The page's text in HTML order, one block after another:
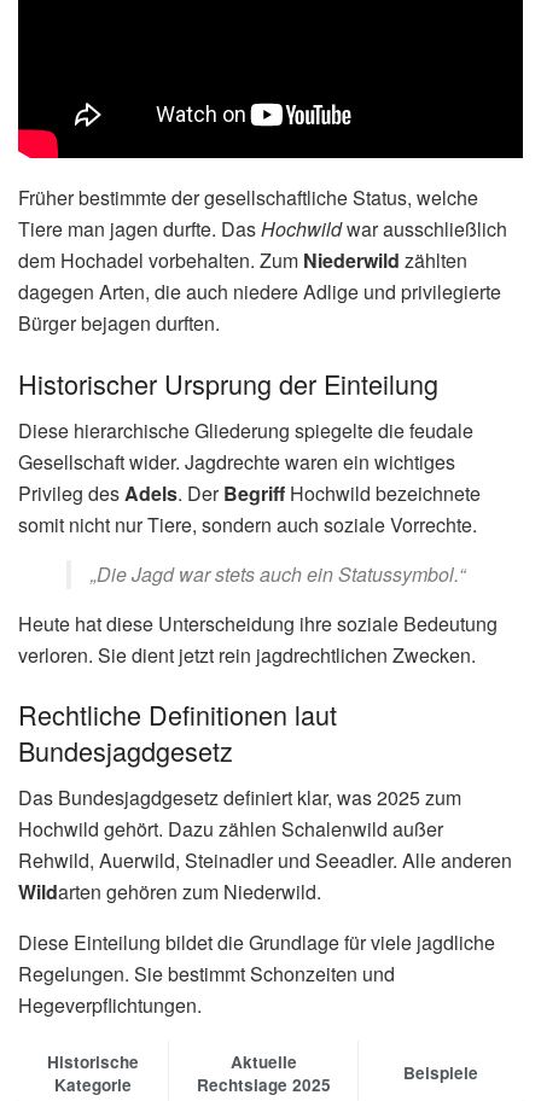
Früher bestimmte der gesellschaftliche Status, welche
Tiere man jagen durfte. DasHochwildwar ausschließlich
dem Hochadel vorbehalten. Zum Niederwild zählten
dagegen Arten, die auch niedere Adlige und privilegierte
Bürger bejagen durften.
Historischer Ursprung der Einteilung
Diese hierarchische Gliederung spiegelte die feudale
Gesellschaft wider. Jagdrechte waren ein wichtiges
Privileg desAdels. DerBegriff Hochwild bezeichnete
somit nicht nur Tiere, sondern auch soziale Vorrechte.
„Die Jagd war stets auch ein Statussymbol.“
Heute hat diese Unterscheidung ihre soziale Bedeutung
verloren. Sie dient jetzt rein jagdrechtlichen Zwecken.
Rechtliche Definitionen laut
Bundesjagdgesetz
Das Bundesjagdgesetz definiert klar, was 2025 zum
Hochwild gehört. Dazu zählen Schalenwild außer
Rehwild, Auerwild, Steinadler und Seeadler. Alle anderen
Wildarten gehören zum Niederwild.
Diese Einteilung bildet die Grundlage für viele jagdliche
Regelungen. Sie bestimmt Schonzeiten und
Hegeverpflichtungen.
Historische
Kategorie
Aktuelle
Rechtslage 2025
Beispiele